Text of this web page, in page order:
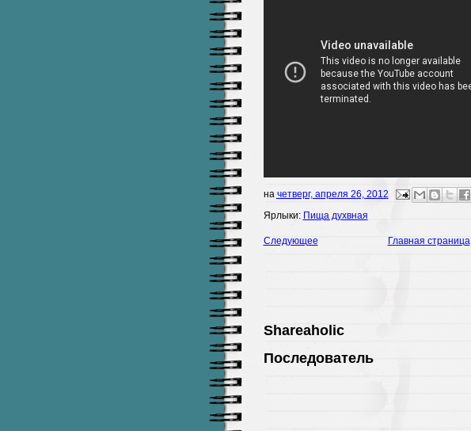
на четверг, апреля 26, 2012
Ярлыки: Пища духвная
Следующее Главная страница
Shareaholic
Последователь